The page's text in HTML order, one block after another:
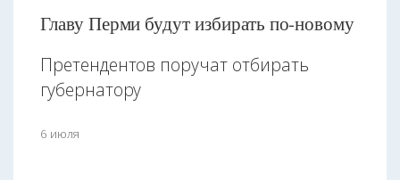
Главу Перми будут избирать по-новому
Претендентов поручат отбирать
губернатору
6 июля